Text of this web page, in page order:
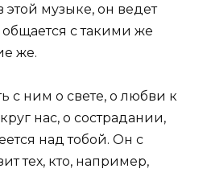
этой музыке, он ведет
с такими же
же.
с ним о свете, о любви к
нас, о сострадании,
над тобой. Он с
тех, кто, например,